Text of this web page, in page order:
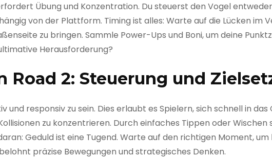
Übung und Konzentration. Du steuerst den Vogel
von der Plattform. Timing ist alles: Warte auf die Lücken im
zu bringen. Sammle Power-Ups und Boni, um deine
Herausforderung?
Road 2: Steuerung und
und responsiv zu sein. Dies erlaubt es Spielern, sich schnell in das
zu konzentrieren. Durch einfaches Tippen oder Wischen
Geduld ist eine Tugend. Warte auf den richtigen Moment, um
präzise Bewegungen und strategisches Denken.